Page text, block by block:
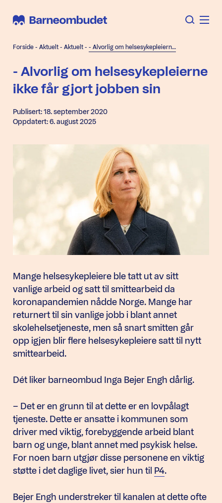
Forside - Aktuelt - Aktuelt - - Alvorlig om helsesykepleierne ikke får gjort jobben sin
- Alvorlig om helsesykepleierne
ikke får gjort jobben sin
Publisert: 18. september 2020
Oppdatert: 6. august 2025
Mange helsesykepleiere ble tatt ut av sitt
vanlige arbeid og satt til smittearbeid da
koronapandemien nådde Norge. Mange har
returnert til sin vanlige jobb i blant annet
skolehelsetjeneste, men så snart smitten går
opp igjen blir flere helsesykepleiere satt til nytt
smittearbeid.
Dét liker barneombud Inga Bejer Engh dårlig.
– Det er en grunn til at dette er en lovpålagt
tjeneste. Dette er ansatte i kommunen som
driver med viktig, forebyggende arbeid blant
barn og unge, blant annet med psykisk helse.
For noen barn utgjør disse personene en viktig
støtte i det daglige livet, sier hun til P4.
Bejer Engh understreker til kanalen at dette ofte